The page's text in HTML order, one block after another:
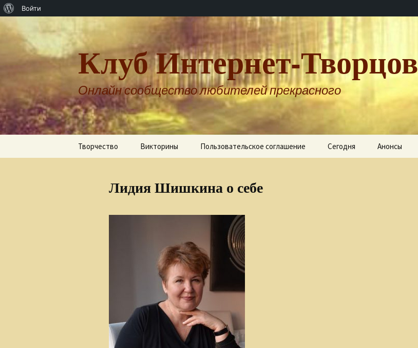
Войти
Клуб Интернет-Творцов
Онлайн сообщество любителей прекрасного
Творчество
Александр Бернгардт
Александр Шпренгер
Валентина Мельникова
Валентина Мешкова
Викторины Пользовательское соглашение Сегодня Анонсы
Лидия Шишкина о себе